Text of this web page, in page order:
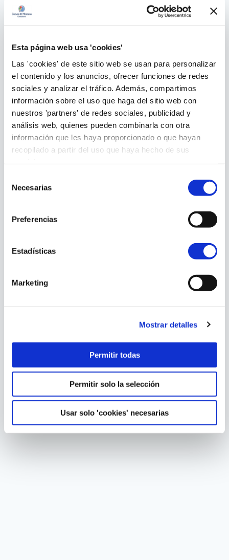
Esta página web usa 'cookies'
Las 'cookies' de este sitio web se usan para personalizar
el contenido y los anuncios, ofrecer funciones de redes
sociales y analizar el tráfico. Además, compartimos
información sobre el uso que haga del sitio web con
nuestros 'partners' de redes sociales, publicidad y
análisis web, quienes pueden combinarla con otra
información que les haya proporcionado o que hayan
recopilado a partir del uso que haya hecho de sus
Necesarias
Preferencias
Estadísticas
Marketing
Mostrar detalles
Permitir todas
Permitir solo la selección
Usar solo 'cookies' necesarias